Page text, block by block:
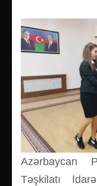
Azərbaycan
Təşkilatı